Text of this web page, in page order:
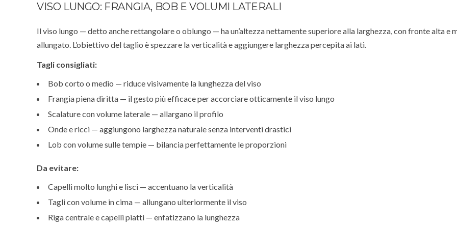
VISO LUNGO: FRANGIA, BOB E VOLUMI LATERALI
Il viso lungo — detto anche rettangolare o oblungo — ha un’altezza nettamente superiore alla larghezza, con fronte alta e
allungato. L’obiettivo del taglio è spezzare la verticalità e aggiungere larghezza percepita ai lati.
Tagli consigliati:
Bob corto o medio — riduce visivamente la lunghezza del viso
Frangia piena diritta — il gesto più efficace per accorciare otticamente il viso lungo
Scalature con volume laterale — allargano il profilo
Onde e ricci — aggiungono larghezza naturale senza interventi drastici
Lob con volume sulle tempie — bilancia perfettamente le proporzioni
Da evitare:
Capelli molto lunghi e lisci — accentuano la verticalità
Tagli con volume in cima — allungano ulteriormente il viso
Riga centrale e capelli piatti — enfatizzano la lunghezza